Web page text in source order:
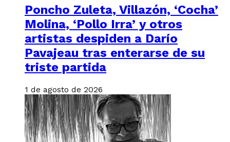
Poncho Zuleta, Villazón, ‘Cocha’
Molina, ‘Pollo Irra’ y otros
artistas despiden a Darío
Pavajeau tras enterarse de su
triste partida
1 de agosto de 2026